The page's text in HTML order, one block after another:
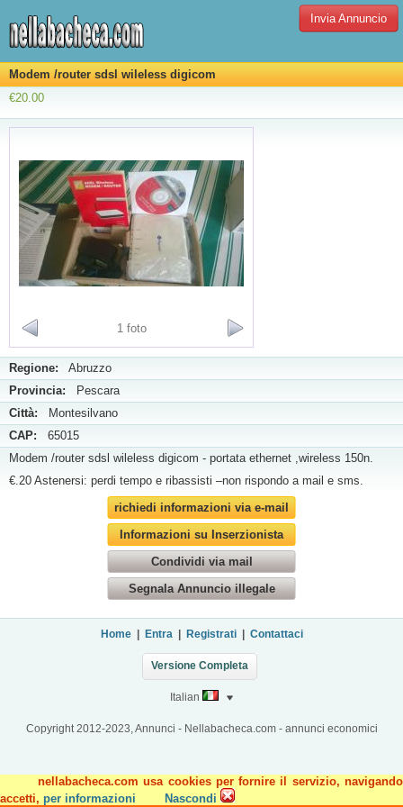
nellabacheca.com usa cookies per fornire il servizio, navigando
accetti, per informazioni Nascondi
Invia Annuncio
Modem /router sdsl wileless digicom
€20.00
1 foto
Regione: Abruzzo
Provincia: Pescara
Città: Montesilvano
CAP: 65015
Modem /router sdsl wileless digicom - portata ethernet ,wireless 150n.
€.20 Astenersi: perdi tempo e ribassisti –non rispondo a mail e sms.
richiedi informazioni via e-mail
Informazioni su Inserzionista
Condividi via mail
Segnala Annuncio illegale
Home| Entra Registrati| Contattaci
Versione Completa
Italian
Copyright 2012-2023, Annunci - Nellabacheca.com - annunci economici